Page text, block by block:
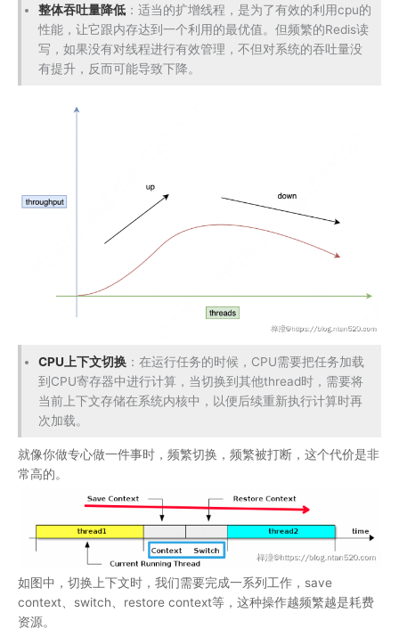
次加载。
就像你做专心做一件事时，频繁切换，频繁被打断，这个代价是非
如图中，切换上下文时，我们需要完成一系列工作，save
context、switch、restore context等，这种操作越频繁越是耗费
资源。
性，带来了并发读写的一系列问题，增加了系统复杂度。同
时可能存在线程切换、甚至加锁解锁、死锁造成的性能损
内存才是核心关注点：对于 Redis 框架来说， 主要的性能瓶
颈是内存或者网络带宽，而非 CPU。
2）单线程的好处
1. 避免线程创建过多导致的性能消耗，反而降低整体吞吐能